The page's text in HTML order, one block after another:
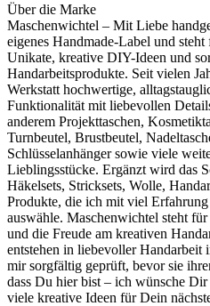
Über die Marke
Maschenwichtel – Mit Liebe
eigenes Handmade-Label und
Unikate, kreative DIY-Ideen und
Handarbeitsprodukte. Seit vielen
Werkstatt hochwertige,
Funktionalität mit liebevollen
anderem Projekttaschen,
Turnbeutel, Brustbeutel,
Schlüsselanhänger sowie viele
Lieblingsstücke. Ergänzt wird das
Häkelsets, Stricksets, Wolle,
Produkte, die ich mit viel
auswähle. Maschenwichtel steht
und die Freude am kreativen
entstehen in liebevoller Handarbeit
mir sorgfältig geprüft, bevor sie
dass Du hier bist – ich wünsche
viele kreative Ideen für Dein